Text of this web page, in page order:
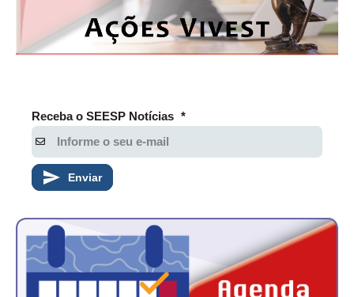
Receba o SEESP Notícias *
Enviar